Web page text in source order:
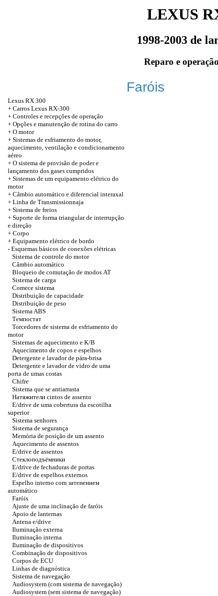
LEXUS
1998-2003 de
Reparo e
Lexus RX 300
+ Carros Lexus RX-300
+ Controles e recepções de operação
+ Opções e manutenção de rotina do carro
+ O motor
+ Sistemas de esfriamento do motor,
aquecimento, ventilação e condicionamento
aéreo
+ O sistema de provisão de poder e
lançamento dos gases cumpridos
+ Sistemas de um equipamento elétrico do
motor
+ Câmbio automático e diferencial interaxal
+ Linha de Transmissionnaja
+ Sistema de freios
+ Suporte de forma triangular de interrupção
e direção
+ Corpo
+ Equipamento elétrico de bordo
- Esquemas básicos de conexões elétricas
Sistema de controle do motor
Câmbio automático
Bloqueio de comutação de modos АТ
Sistema de carga
Comece sistema
Distribuição de capacidade
Distribuição de peso
Sistema ABS
Темпостат
Torcedores de sistema de esfriamento do
motor
Sistemas de aquecimento e К/В
Aquecimento de copos e espelhos
Detergente e lavador de pára-brisa
Detergente e lavador de vidro de uma
porta de umas costas
Chifre
Sistema que se antiarrasta
Натяжители cintos de assento
E/drive de uma cobertura da escotilha
superior
Sistema senhores
Sistema de segurança
Memória de posição de um assento
Aquecimento de assentos
E/drive de assentos
Стеклоподъёмники
E/drive de fechaduras de portas
E/drive de espelhos externos
Espelho interno com затенением
automático
Faróis
Ajuste de uma inclinação de faróis
Apoio de lanternas
Antena e/drive
Iluminação externa
Iluminação interna
Iluminação de dispositivos
Combinação de dispositivos
Corpos de ECU
Linhas de diagnóstica
Sistema de navegação
Audiosystem (com sistema de navegação)
Audiosystem (sem sistema de navegação)
Faróis